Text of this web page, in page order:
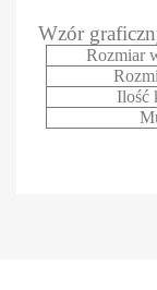
Wzór
Rozmiar
Ilość